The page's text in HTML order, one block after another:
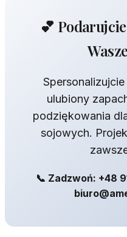
💕
ulubiony
podziękowania
sojowych.
📞 Zadzwoń: +48